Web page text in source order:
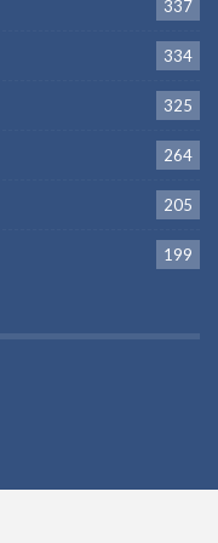
337
334
325
264
205
199